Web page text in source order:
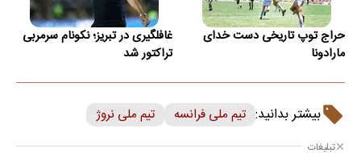
حراج توپ تاریخی دست خدای
مارادونا
غافلگیری در تبریز؛ نکونام سرمربی
تراکتور شد
بیشتر بدانید: تیم ملی فرانسه تیم ملی نروژ
تبلیغات